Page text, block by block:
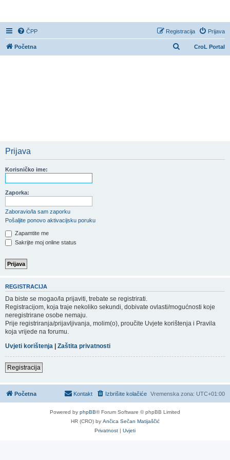
ČPP Prijava
Registracija
CroL Portal
Početna
Prijava
Korisničko ime:
Zaporka:
Zaboravio/la sam zaporku
Pošaljite ponovo aktivacijsku poruku
Zapamtite me
Sakrijte moj online status
REGISTRACIJA
Da biste se mogao/la prijaviti, trebate se registrirati.
Registracijom, koja traje nekoliko sekundi, dobivate ovlasti/mogućnosti koje
neregistrirane osobe nemaju.
Prije registriranja/prijavljivanja, molim(o), proučite Uvjete korištenja i Pravila
koja vrijede na forumu.
Uvjeti korištenja | Zaštita privatnosti
Registracija
Početna Vremenska zona: UTC+01:00
Izbrišite kolačiće
Kontakt
Powered by phpBB® Forum Software © phpBB Limited
HR (CRO) by Ančica Sečan Matijaščić
Privatnost | Uvjeti